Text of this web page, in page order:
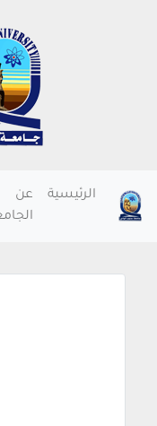
الرئيسية
عن